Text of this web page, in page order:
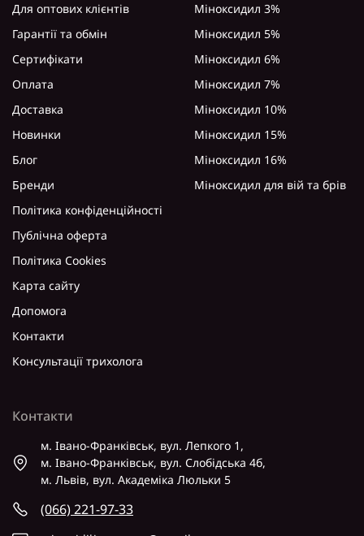
Для оптових клієнтів
Гарантії та обмін
Сертифікати
Оплата
Доставка
Новинки
Блог
Бренди
Політика конфіденційності
Публічна оферта
Політика Cookies
Карта сайту
Допомога
Контакти
Консультації трихолога
Міноксидил 3%
Міноксидил 5%
Міноксидил 6%
Міноксидил 7%
Міноксидил 10%
Міноксидил 15%
Міноксидил 16%
Міноксидил для вій та брів
Контакти
м. Івано-Франківськ, вул. Лепкого 1,
м. Івано-Франківськ, вул. Слобідська 4б,
м. Львів, вул. Академіка Люльки 5
(066) 221-97-33